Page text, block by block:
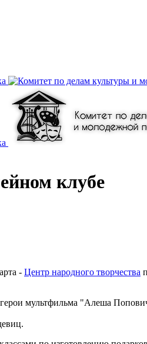
клубе
- Центр народного творчества
герои мультфильма "Алеша